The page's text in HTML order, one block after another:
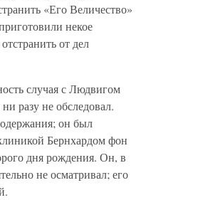
«Его Величество»
некое
от дел
случая с Людвигом
разу не обследовал.
он был
Бернхардом фон
дня рождения. Он, в
не осматривал; его